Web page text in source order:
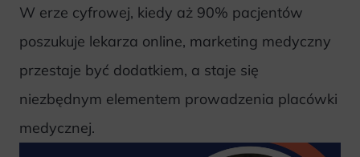
W erze cyfrowej, kiedy aż 90% pacjentów
poszukuje lekarza online, marketing medyczny
przestaje być dodatkiem, a staje się
niezbędnym elementem prowadzenia placówki
medycznej.